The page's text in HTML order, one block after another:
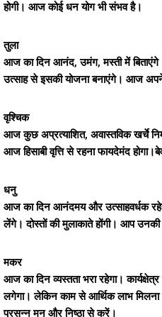
होगी। आज कोई धन योग भी संभव है।
तुला
आज का दिन आनंद, उमंग, मस्ती में
उत्साह से इसकी योजना बनाएंगे। आज
वृश्चिक
आज कुछ अप्रत्याशित, अवास्तविक खर्चे
आज हिसाबी वृत्ति से रहना फायदेमंद
धनु
आज का दिन आनंदमय और उत्साहवर्धक
लेंगे। दोस्तों की मुलाकाते होंगी। आप
मकर
आज का दिन व्यस्तता भरा रहेगा।
लगेगा। लेकिन काम से आर्थिक लाभ
प्रसन्न मन और निष्ठा से करें।